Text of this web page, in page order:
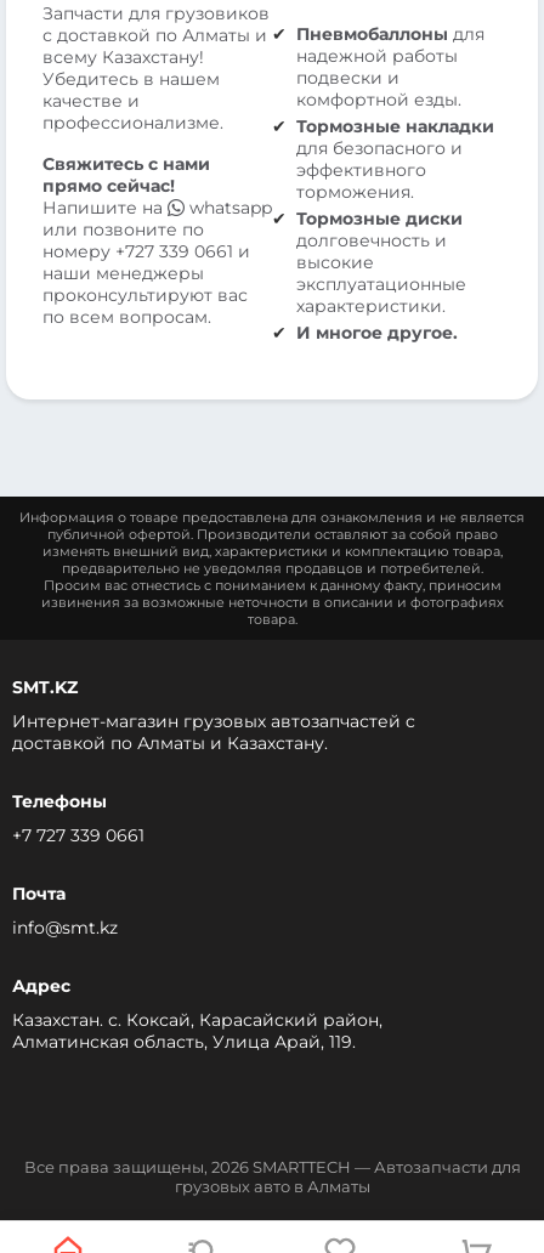
Запчасти для грузовиков
с доставкой по Алматы и
всему Казахстану!
Убедитесь в нашем
качестве и
профессионализме.
Свяжитесь с нами
прямо сейчас!
Напишите на
whatsapp
или позвоните по
номеру +727 339 0661 и
наши менеджеры
проконсультируют вас
по всем вопросам.
Пневмобаллоны для
надежной работы
подвески и
комфортной езды.
Тормозные накладки
для безопасного и
эффективного
торможения.
Тормозные диски
долговечность и
высокие
эксплуатационные
характеристики.
И многое другое.
Информация о товаре предоставлена для ознакомления и не является
публичной офертой. Производители оставляют за собой право
изменять внешний вид, характеристики и комплектацию товара,
предварительно не уведомляя продавцов и потребителей.
Просим вас отнестись с пониманием к данному факту, приносим
извинения за возможные неточности в описании и фотографиях
товара.
SMT.KZ
Интернет-магазин грузовых автозапчастей c
доставкой по Алматы и Казахстану.
Телефоны
+7 727 339 0661
Почта
info@smt.kz
Адрес
Казахстан. с. Коксай, Карасайский район,
Алматинская область, Улица Арай, 119.
Все права защищены, 2026 SMARTTECH — Автозапчасти для
грузовых авто в Алматы